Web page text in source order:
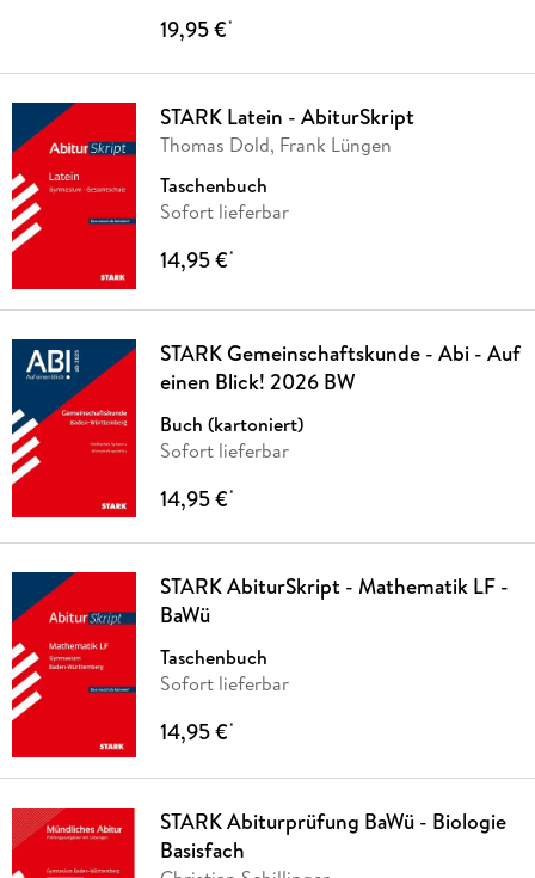
19,95 €*
STARK Latein - AbiturSkript
Thomas Dold, Frank Lüngen
Taschenbuch
Sofort lieferbar
14,95 €*
STARK Gemeinschaftskunde - Abi - Auf
einen Blick! 2026 BW
Buch (kartoniert)
Sofort lieferbar
14,95 €*
STARK AbiturSkript - Mathematik LF -
BaWü
Taschenbuch
Sofort lieferbar
14,95 €*
STARK Abiturprüfung BaWü - Biologie
Basisfach